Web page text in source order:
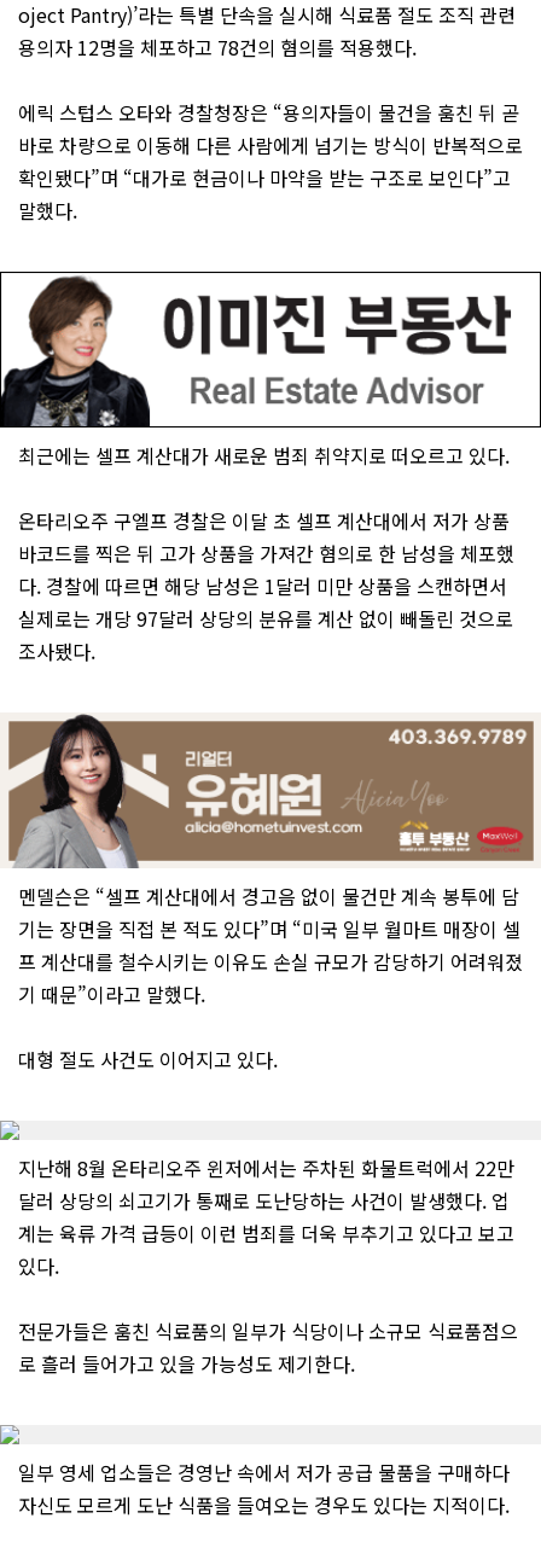
oject Pantry)’라는 특별 단속을 실시해 식료품 절도 조직 관련
용의자 12명을 체포하고 78건의 혐의를 적용했다.
에릭 스텁스 오타와 경찰청장은 “용의자들이 물건을 훔친 뒤 곧
바로 차량으로 이동해 다른 사람에게 넘기는 방식이 반복적으로
확인됐다”며 “대가로 현금이나 마약을 받는 구조로 보인다”고
말했다.
최근에는 셀프 계산대가 새로운 범죄 취약지로 떠오르고 있다.
온타리오주 구엘프 경찰은 이달 초 셀프 계산대에서 저가 상품
바코드를 찍은 뒤 고가 상품을 가져간 혐의로 한 남성을 체포했
다. 경찰에 따르면 해당 남성은 1달러 미만 상품을 스캔하면서
실제로는 개당 97달러 상당의 분유를 계산 없이 빼돌린 것으로
조사됐다.
멘델슨은 “셀프 계산대에서 경고음 없이 물건만 계속 봉투에 담
기는 장면을 직접 본 적도 있다”며 “미국 일부 월마트 매장이 셀
프 계산대를 철수시키는 이유도 손실 규모가 감당하기 어려워졌
기 때문”이라고 말했다.
대형 절도 사건도 이어지고 있다.
지난해 8월 온타리오주 윈저에서는 주차된 화물트럭에서 22만
달러 상당의 쇠고기가 통째로 도난당하는 사건이 발생했다. 업
계는 육류 가격 급등이 이런 범죄를 더욱 부추기고 있다고 보고
있다.
전문가들은 훔친 식료품의 일부가 식당이나 소규모 식료품점으
로 흘러 들어가고 있을 가능성도 제기한다.
일부 영세 업소들은 경영난 속에서 저가 공급 물품을 구매하다
자신도 모르게 도난 식품을 들여오는 경우도 있다는 지적이다.